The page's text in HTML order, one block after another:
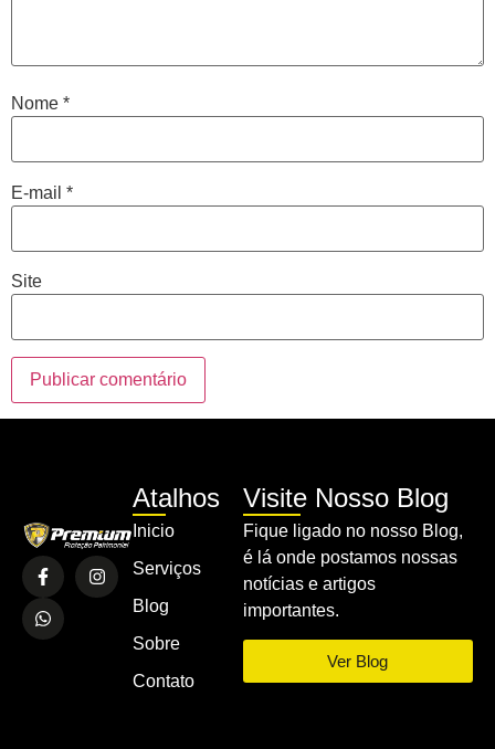
Nome *
E-mail *
Site
Atalhos
Inicio
Serviços
Blog
Sobre
Contato
Visite Nosso Blog
Fique ligado no nosso Blog,
é lá onde postamos nossas
notícias e artigos
importantes.
Ver Blog